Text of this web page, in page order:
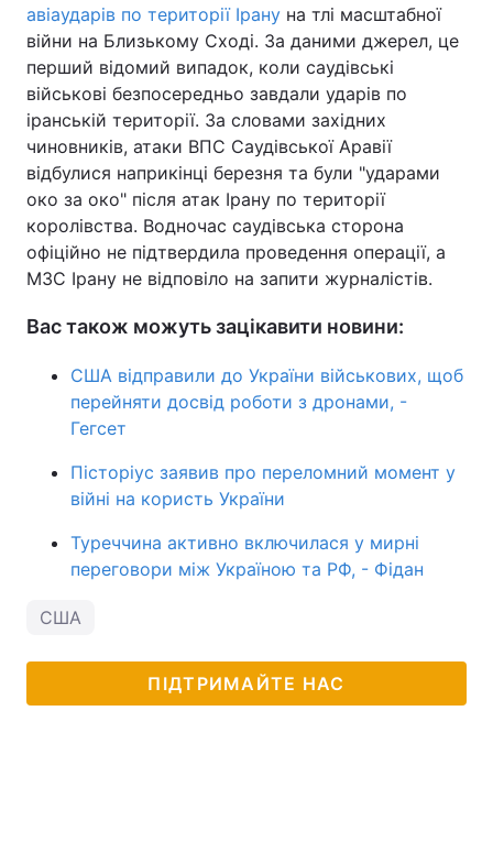
авіаударів по території Ірану на тлі масштабної
війни на Близькому Сході. За даними джерел, це
перший відомий випадок, коли саудівські
військові безпосередньо завдали ударів по
іранській території. За словами західних
чиновників, атаки ВПС Саудівської Аравії
відбулися наприкінці березня та були "ударами
око за око" після атак Ірану по території
королівства. Водночас саудівська сторона
офіційно не підтвердила проведення операції, а
МЗС Ірану не відповіло на запити журналістів.
Вас також можуть зацікавити новини:
США відправили до України військових, щоб
перейняти досвід роботи з дронами, -
Гегсет
Пісторіус заявив про переломний момент у
війні на користь України
Туреччина активно включилася у мирні
переговори між Україною та РФ, - Фідан
США
ПІДТРИМАЙТЕ НАС